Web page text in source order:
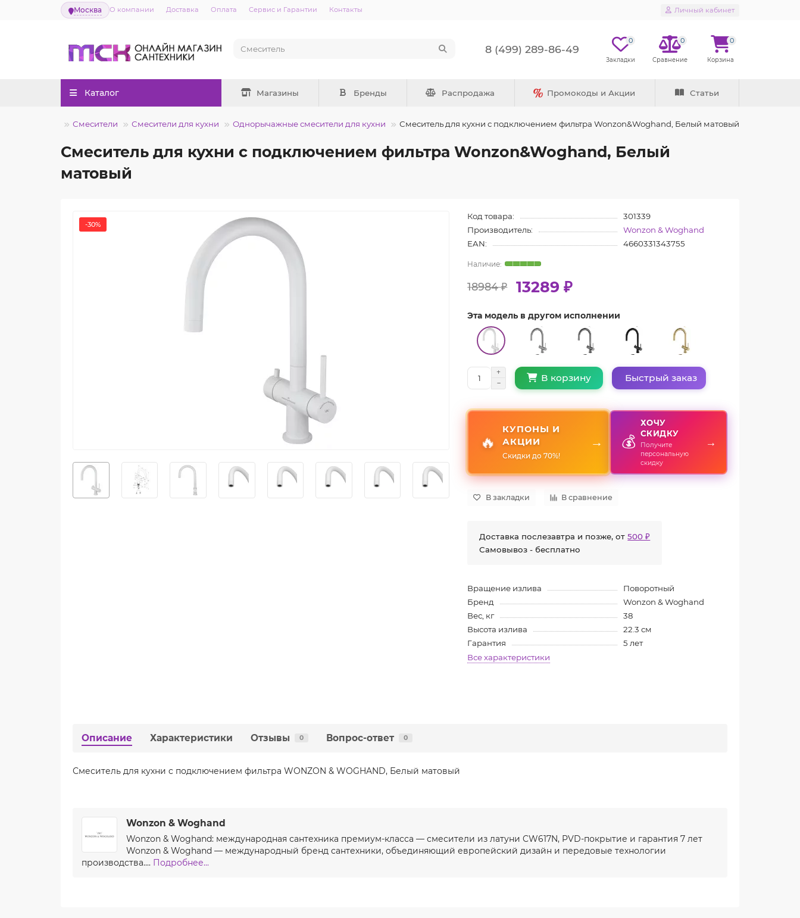
Москва О компании Доставка Оплата Сервис и Гарантии Контакты Личный кабинет
8 (499) 289-86-49
0 0 0
Каталог Магазины Бренды Распродажа Промокоды и Акции Статьи
Смесители Смесители для кухни Однорычажные смесители для кухни Смеситель для кухни c подключением фильтра Wonzon&Woghand, Белый матовый
Смеситель для кухни c подключением фильтра Wonzon&Woghand, Белый
матовый
-30%
Код товара:
301339
Производитель:
Wonzon & Woghand
EAN:
4660331343755
18984 ₽ 13289 ₽
Эта модель в другом исполнении
В корзину Быстрый заказ
🔥
КУПОНЫ И
АКЦИИ
Скидки до 70%!
→ 💰
ХОЧУ
СКИДКУ
Получите
персональную
скидку
→
В закладки В сравнение
Доставка послезавтра и позже, от500 ₽
Самовывоз - бесплатно
Вращение излива
Поворотный
Бренд
Wonzon & Woghand
Вес, кг
38
Высота излива
22.3 см
Гарантия
5 лет
Все характеристики
Описание Характеристики Отзывы 0 Вопрос-ответ 0
Смеситель для кухни c подключением фильтра WONZON & WOGHAND, Белый матовый
Wonzon & Woghand
Wonzon & Woghand: международная сантехника премиум-класса — смесители из латуни CW617N, PVD-покрытие и гарантия 7 лет
Wonzon & Woghand — международный бренд сантехники, объединяющий европейский дизайн и передовые технологии
производства.... Подробнее...